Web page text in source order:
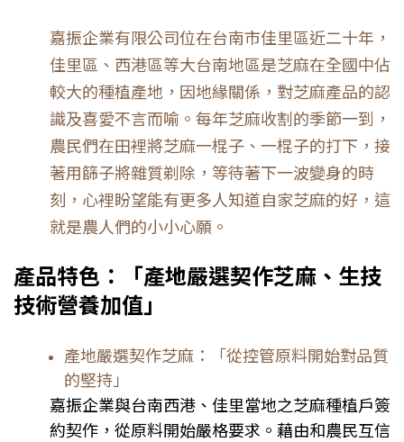
嘉振企業有限公司位在台南市佳里區近二十年，
佳里區、西港區等大台南地區是芝麻在全國中佔
較大的種植產地，因地緣關係，對芝麻產品的認
識及喜愛不言而喻。每年芝麻收割的季節一到，
農民們在田裡將芝麻一棍子、一棍子的打下，接
著用篩子將雜質剃除，等待著下一波變身的時
刻，心裡盼望能有更多人知道自家芝麻的好，這
就是農人們的小小心願。
產品特色：「產地嚴選契作芝麻 、生技
技術營養加值」
產地嚴選契作芝麻：「從控管原料開始對品質
的堅持」
嘉振企業與台南西港、佳里當地之芝麻種植戶簽
約契作，從原料開始嚴格要求。藉由和農民互信